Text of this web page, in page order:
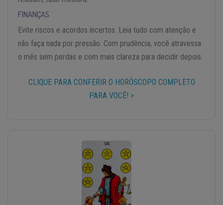
FINANÇAS
Evite riscos e acordos incertos. Leia tudo com atenção e
não faça nada por pressão. Com prudência, você atravessa
o mês sem perdas e com mais clareza para decidir depois.
CLIQUE PARA CONFERIR O HORÓSCOPO COMPLETO
PARA VOCÊ! >